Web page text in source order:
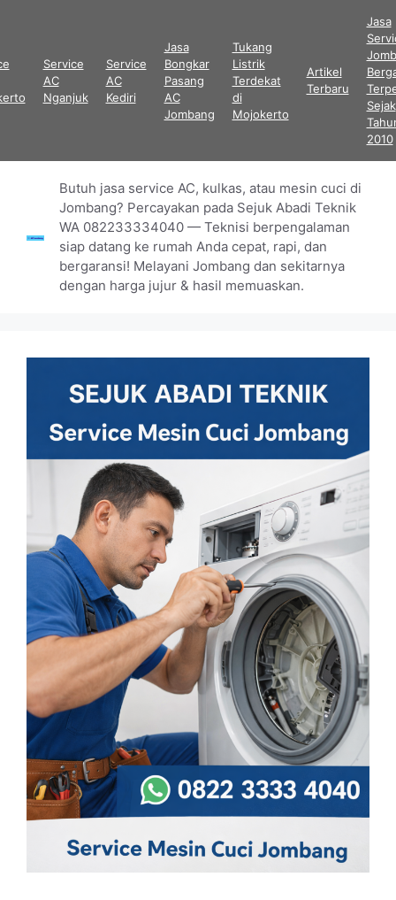
Service
AC
Nganjuk
Service
AC
Kediri
Jasa
Bongkar
Pasang
AC
Jombang
Tukang
Listrik
Terdekat
di
Mojokerto
Artikel
Terbaru
Jasa
Sejak
2010
Butuh jasa service AC, kulkas, atau mesin cuci di
Jombang? Percayakan pada Sejuk Abadi Teknik
WA 082233334040 — Teknisi berpengalaman
siap datang ke rumah Anda cepat, rapi, dan
bergaransi! Melayani Jombang dan sekitarnya
dengan harga jujur & hasil memuaskan.